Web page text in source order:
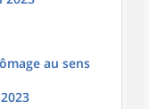
au sens